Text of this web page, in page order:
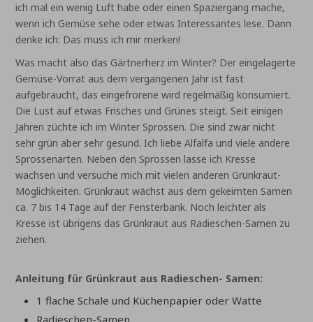
ich mal ein wenig Luft habe oder einen Spaziergang mache,
wenn ich Gemüse sehe oder etwas Interessantes lese. Dann
denke ich: Das muss ich mir merken!
Was macht also das Gärtnerherz im Winter? Der eingelagerte
Gemüse-Vorrat aus dem vergangenen Jahr ist fast
aufgebraucht, das eingefrorene wird regelmäßig konsumiert.
Die Lust auf etwas Frisches und Grünes steigt. Seit einigen
Jahren züchte ich im Winter Sprossen. Die sind zwar nicht
sehr grün aber sehr gesund. Ich liebe Alfalfa und viele andere
Sprossenarten. Neben den Sprossen lasse ich Kresse
wachsen und versuche mich mit vielen anderen Grünkraut-
Möglichkeiten. Grünkraut wächst aus dem gekeimten Samen
ca. 7 bis 14 Tage auf der Fensterbank. Noch leichter als
Kresse ist übrigens das Grünkraut aus Radieschen-Samen zu
ziehen.
Anleitung für Grünkraut aus Radieschen- Samen:
1 flache Schale und Küchenpapier oder Watte